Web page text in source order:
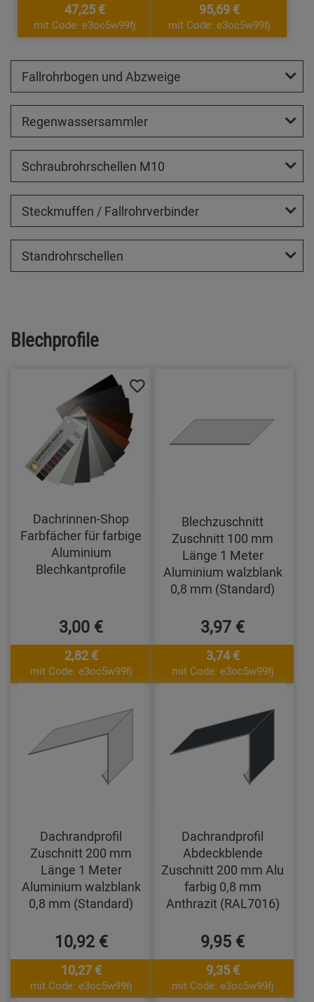
47,25 €
mit Code: e3oc5w99fj
95,69 €
mit Code: e3oc5w99fj
Fallrohrbogen und Abzweige
Regenwassersammler
Schraubrohrschellen M10
Steckmuffen / Fallrohrverbinder
Standrohrschellen
Blechprofile
Dachrinnen-Shop
Farbfächer für farbige
Aluminium
Blechkantprofile
3,00 €
2,82 €
mit Code: e3oc5w99fj
Blechzuschnitt
Zuschnitt 100 mm
Länge 1 Meter
Aluminium walzblank
0,8 mm (Standard)
3,97 €
3,74 €
mit Code: e3oc5w99fj
Dachrandprofil
Zuschnitt 200 mm
Länge 1 Meter
Aluminium walzblank
0,8 mm (Standard)
10,92 €
10,27 €
mit Code: e3oc5w99fj
Dachrandprofil
Abdeckblende
Zuschnitt 200 mm Alu
farbig 0,8 mm
Anthrazit (RAL7016)
9,95 €
9,35 €
mit Code: e3oc5w99fj